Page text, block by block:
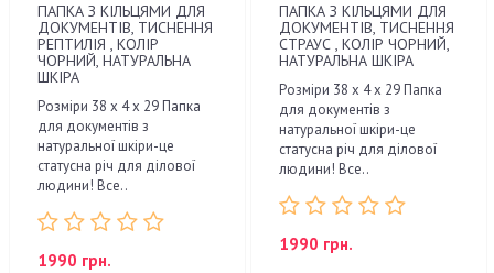
ПАПКА З КІЛЬЦЯМИ ДЛЯ
ДОКУМЕНТІВ, ТИСНЕННЯ
РЕПТИЛІЯ , КОЛІР
ЧОРНИЙ, НАТУРАЛЬНА
ШКІРА
Розміри 38 x 4 x 29 Папка
для документів з
натуральної шкіри-це
статусна річ для ділової
людини! Все..
1990 грн.
ПАПКА З КІЛЬЦЯМИ ДЛЯ
ДОКУМЕНТІВ, ТИСНЕННЯ
СТРАУС , КОЛІР ЧОРНИЙ,
НАТУРАЛЬНА ШКІРА
Розміри 38 x 4 x 29 Папка
для документів з
натуральної шкіри-це
статусна річ для ділової
людини! Все..
1990 грн.